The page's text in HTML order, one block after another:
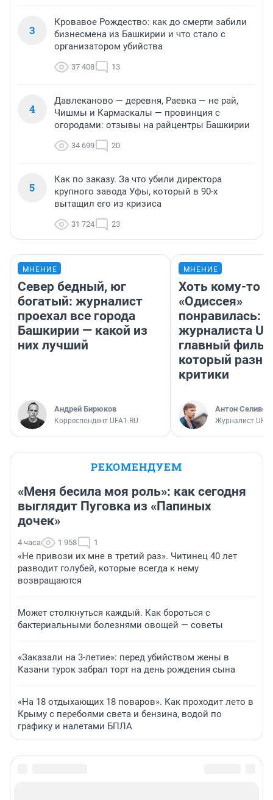
3
Кровавое Рождество: как до смерти забили
бизнесмена из Башкирии и что стало с
организатором убийства
37 408 13
4
Давлеканово — деревня, Раевка — не рай,
Чишмы и Кармаскалы — провинция с
огородами: отзывы на райцентры Башкирии
34 699 20
5
Как по заказу. За что убили директора
крупного завода Уфы, который в 90-х
вытащил его из кризиса
31 724 23
МНЕНИЕ
Север бедный, юг
богатый: журналист
проехал все города
Башкирии — какой из
них лучший
Андрей Бирюков
Корреспондент UFA1.RU
МНЕНИЕ
Хоть кому-то
«Одиссея»
понравилась:
журналиста
главный
который
критики
Антон
Журналист
РЕКОМЕНДУЕМ
«Меня бесила моя роль»: как сегодня
выглядит Пуговка из «Папиных
дочек»
4 часа 1 958 1
«Не привози их мне в третий раз». Читинец 40 лет
разводит голубей, которые всегда к нему
возвращаются
Может столкнуться каждый. Как бороться с
бактериальными болезнями овощей — советы
«Заказали на 3-летие»: перед убийством жены в
Казани турок забрал торт на день рождения сына
«На 18 отдыхающих 18 поваров». Как проходит лето в
Крыму с перебоями света и бензина, водой по
графику и налетами БПЛА